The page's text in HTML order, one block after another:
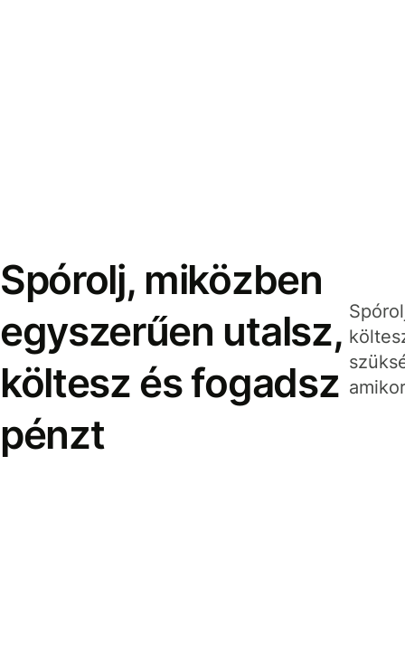
Spórolj, miközben
egyszerűen utalsz,
költesz és fogadsz
pénzt